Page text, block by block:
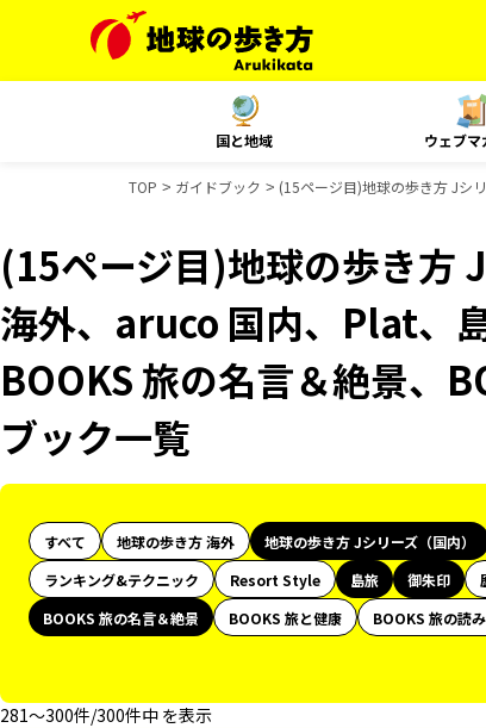
国と地域 ウェブマ
TOP ガイドブック (15ページ目)地球の歩き方 Jシ
(15ページ目)地球の歩き方
海外、aruco 国内、Plat、
BOOKS 旅の名言＆絶景、
ブック一覧
すべて 地球の歩き方 海外 地球の歩き方 Jシリーズ（国内）
ランキング&テクニック
Resort Style 島旅 御朱印
BOOKS 旅の名言＆絶景
BOOKS 旅と健康 BOOKS 旅の読
281〜300件/300件中 を表示